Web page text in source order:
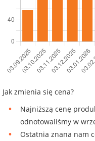
Jak zmienia się cena?
Najniższą cenę
odnotowaliśmy w
Ostatnia znana nam